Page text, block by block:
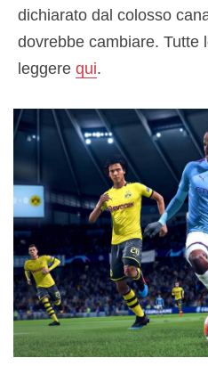
dichiarato dal colosso
dovrebbe cambiare. Tutte
leggere qui.